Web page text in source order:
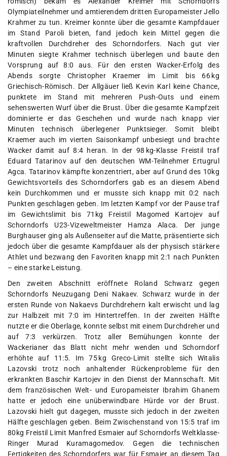
Olympiateilnehmer und amtierendem dritten Europameister Jello
Krahmer zu tun. Kreimer konnte über die gesamte Kampfdauer
im Stand Paroli bieten, fand jedoch kein Mittel gegen die
kraftvollen Durchdreher des Schorndorfers. Nach gut vier
Minuten siegte Krahmer technisch überlegen und baute den
Vorsprung auf 8:0 aus. Für den ersten Wacker-Erfolg des
Abends sorgte Christopher Kraemer im Limit bis 66 kg
Griechisch-Römisch. Der Allgäuer ließ Kevin Karl keine Chance,
punktete im Stand mit mehreren Push-Outs und einem
sehenswerten Wurf über die Brust. Über die gesamte Kampfzeit
dominierte er das Geschehen und wurde nach knapp vier
Minuten technisch überlegener Punktsieger. Somit bleibt
Kraemer auch im vierten Saisonkampf unbesiegt und brachte
Wacker damit auf 8:4 heran. In der 98 kg-Klasse Freistil traf
Eduard Tatarinov auf den deutschen WM-Teilnehmer Ertugrul
Agca. Tatarinov kämpfte konzentriert, aber auf Grund des 10kg
Gewichtsvorteils des Schorndorfers gab es an diesem Abend
kein Durchkommen und er musste sich knapp mit 0:2 nach
Punkten geschlagen geben. Im letzten Kampf vor der Pause traf
im Gewichtslimit bis 71kg Freistil Magomed Kartojev auf
Schorndorfs U23-Vizeweltmeister Hamza Alaca. Der junge
Burghauser ging als Außenseiter auf die Matte, präsentierte sich
jedoch über die gesamte Kampfdauer als der physisch stärkere
Athlet und bezwang den Favoriten knapp mit 2:1 nach Punkten
– eine starke Leistung.
Den zweiten Abschnitt eröffnete Roland Schwarz gegen
Schorndorfs Neuzugang Deni Nakaev. Schwarz wurde in der
ersten Runde von Nakaevs Durchdrehern kalt erwischt und lag
zur Halbzeit mit 7:0 im Hintertreffen. In der zweiten Hälfte
nutzte er die Oberlage, konnte selbst mit einem Durchdreher und
auf 7:3 verkürzen. Trotz aller Bemühungen konnte der
Wackerianer das Blatt nicht mehr wenden und Schorndorf
erhöhte auf 11:5. Im 75 kg Greco-Limit stellte sich Witalis
Lazovski trotz noch anhaltender Rückenprobleme für den
erkrankten Baschir Kartojev in den Dienst der Mannschaft. Mit
dem französischen Welt- und Europameister Ibrahim Ghanem
hatte er jedoch eine unüberwindbare Hürde vor der Brust.
Lazovski hielt gut dagegen, musste sich jedoch in der zweiten
Hälfte geschlagen geben. Beim Zwischenstand von 15:5 traf im
80kg Freistil Limit Manfred Esmaier auf Schorndorfs Weltklasse-
Ringer Murad Kuramagomedov. Gegen die technischen
Fertigkeiten des Schorndorfers war für Esmaier an diesem Tag